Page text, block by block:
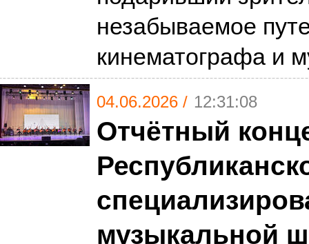
незабываемое
кинематографа и
04.06.2026 / 12:31:08
Отчётный
музыкальной